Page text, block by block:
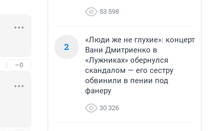
–0
53 598
2
«Люди же не глухие»: концерт
Вани Дмитриенко в
«Лужниках» обернулся
скандалом — его сестру
обвинили в пении под
фанеру
30 326